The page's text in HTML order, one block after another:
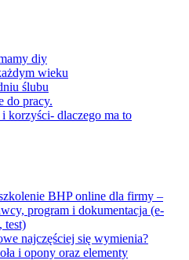
diy
wieku
ślubu
do pracy.
korzyści- dlaczego ma to
BHP online dla firmy –
program i dokumentacja (e-
test)
najczęściej się wymienia?
i opony oraz elementy